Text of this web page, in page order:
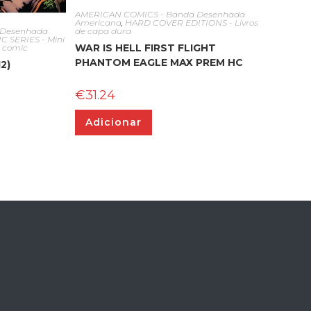
SERIES - Mini
comic
AMERICAN COMICS - Banda Desenhada
Americana, HARD COVER EDITIONS - Livros
de capa dura
WAR IS HELL FIRST FLIGHT
PHANTOM EAGLE MAX PREM HC
€31.24
Adicionar